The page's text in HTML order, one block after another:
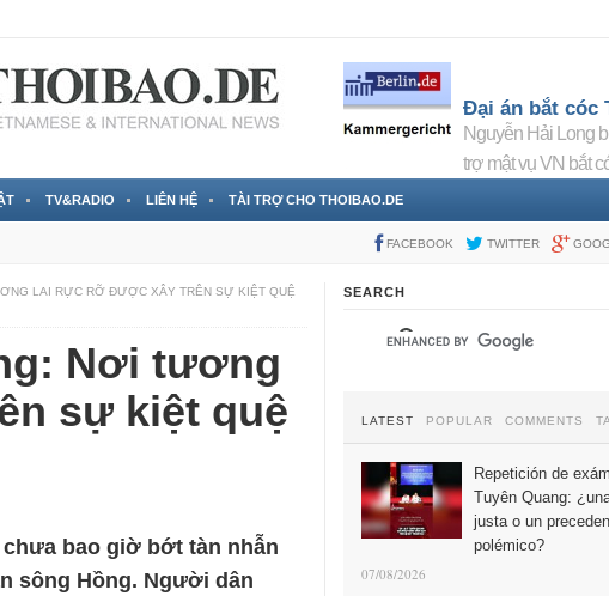
Đại án bắt cóc
Nguyễn Hải Long
trợ mật vụ VN bắt
TV&RADIO LIÊN HỆ TÀI TRỢ CHO THOIBAO.DE
FACEBOOK TWITTER
LAI RỰC RỠ ĐƯỢC XÂY TRÊN SỰ KIỆT QUỆ
Nơi tương
sự kiệt quệ
bao giờ bớt tàn nhẫn
sông Hồng. Người dân
SEARCH
LATEST POPULAR COMMENTS
Repetición de
Tuyên Quang:
justa o un
polémico?
07/08/2026